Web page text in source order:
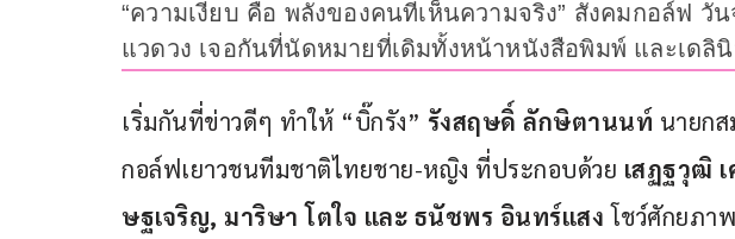
“ความเงียบ คือ พลังของคนที่เห็นความจริง” สังคมกอล์ฟ วั
แวดวง เจอกันที่นัดหมายที่เดิมทั้งหน้าหนังสือพิมพ์ และเดลิ
เริ่มกันที่ข่าวดีๆ ทำให้ “บิ๊กรัง” รังสฤษดิ์ ลักษิตานนท์ นายก
กอล์ฟเยาวชนทีมชาติไทยชาย-หญิง ที่ประกอบด้วย เสฏฐวุฒิ
ษฐเจริญ, มาริษา โตใจ และ ธนัชพร อินทร์แสง โชว์ศักยภา